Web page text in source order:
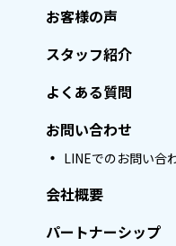
お客様の声
スタッフ紹介
よくある質問
お問い合わせ
LINEでのお問い合
会社概要
パートナーシップ